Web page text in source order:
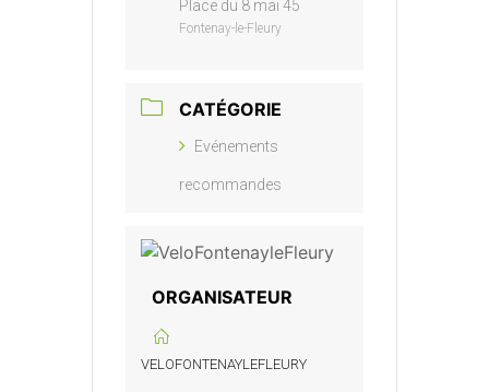
Place du 8 mai 45
Fontenay-le-Fleury
CATÉGORIE
Evénements
recommandes
ORGANISATEUR
VELOFONTENAYLEFLEURY